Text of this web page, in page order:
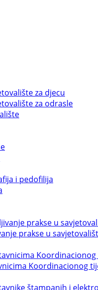
za djecu
za odrasle
i pedofilija
prakse u
Koordinacionog